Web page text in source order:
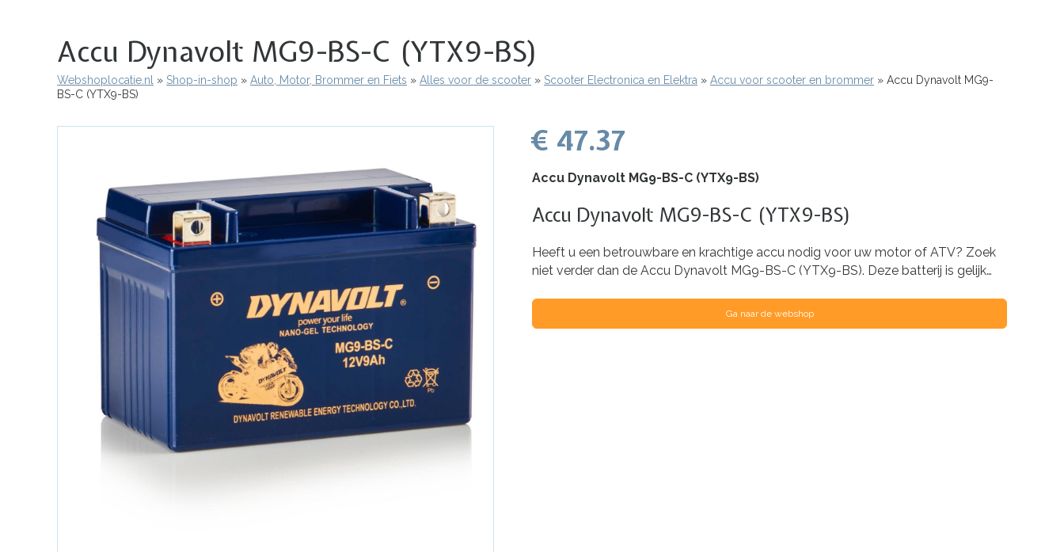
Accu Dynavolt MG9-BS-C (YTX9-BS)
Kruimelpad
Webshoplocatie.nl Shop-in-shop Auto, Motor, Brommer en Fiets Alles voor de scooter Scooter Electronica en Elektra Accu voor scooter en brommer
Accu Dynavolt MG9-
BS-C (YTX9-BS)
€ 47.37
Accu Dynavolt MG9-BS-C (YTX9-BS)
Accu Dynavolt MG9-BS-C (YTX9-BS)
Heeft u een betrouwbare en krachtige accu nodig voor uw motor of ATV? Zoek
niet verder dan de Accu Dynavolt MG9-BS-C (YTX9-BS). Deze batterij is gelijk…
Ga naar de webshop